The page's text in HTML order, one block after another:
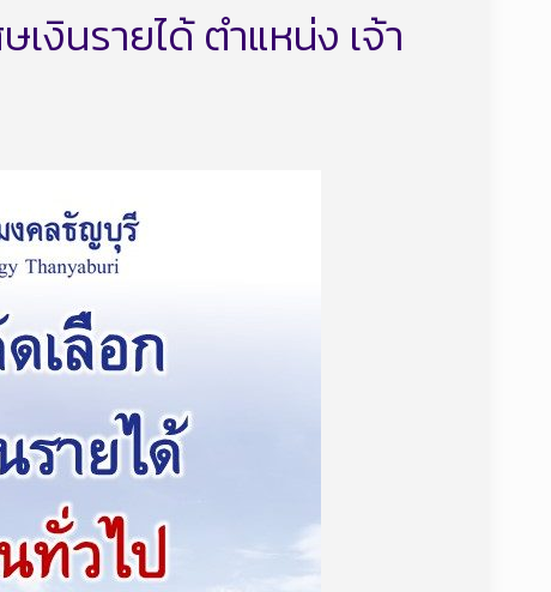
งินรายได้ ตำแหน่ง เจ้า